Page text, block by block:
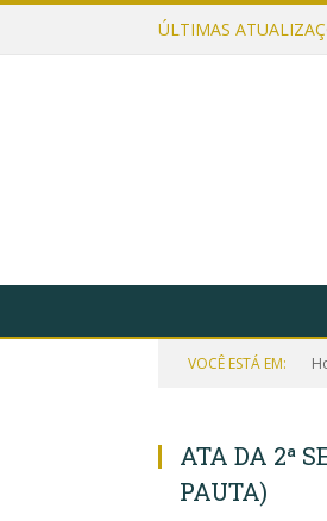
ÚLTIMAS
VOCÊ ESTÁ EM:
ATA DA 2ª
PAUTA)